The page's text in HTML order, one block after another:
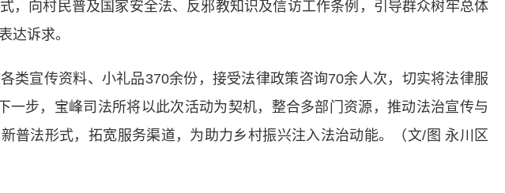
，向村民普及国家安全法、反邪教知识及信访工作条例，引导群众树牢总体
达诉求。
宣传资料、小礼品370余份，接受法律政策咨询70余人次，切实将法律服
一步，宝峰司法所将以此次活动为契机，整合多部门资源，推动法治宣传与
普法形式，拓宽服务渠道，为助力乡村振兴注入法治动能。（文/图 永川区